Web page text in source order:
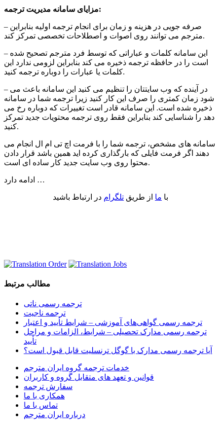
مزایای سامانه مدیریت ترجمه:
– صرفه جویی در هزینه و زمان برای انجام ترجمه اولیه بنابراین
مترجم می توانند روی اصوات و اصطلاحات تخصصی تمرکز کند.
– این سامانه کلمات و عباراتی که توسط فرد مترجم تصحیح شده
است را در حافظه ترجمه ذخیره می کند بنابراین لزومی ندارد این
کلمات یا عبارات را دوباره ترجمه کنید.
– در آینده که وب سایتتان را تنظیم می کنید این سامانه باعث می
شود زمان کمتری را صرف این کار کنید زیرا ترجمه شما در سامانه
ذخیره شده است. این سامانه قادر است تغییرات که دوباره رخ می
دهد را شناسایی کند بنابراین فقط روی ترجمه محتویات جدید تمرکز
کنید.
سامانه های مشخص، ترجمه شما را با فرمت اچ تی ام ال انجام می
دهند اگر فرمت فایلی که بارگذاری کرده اید همین باشد قرار دادن
محتوا روی وب سایت جدید کار ساده ای است.
ادامه دارد …
با ما از طریق تلگرام در ارتباط باشید
مطالب مرتبط
ترجمه رسمی ناتی
ترجمه ناجیت
ترجمه رسمی گواهی‌های آموزشی – شرایط تأیید و اعتبار
ترجمه رسمی مدارک تحصیلی – شرایط، الزامات و مراحل
تأیید
آیا ترجمه رسمی مدارک با گوگل ترنسلیت قابل قبول است؟
خدمات ترجمه گروه ایران مترجم
قوانین و تعهد های متقابل گروه و کاربران
سفارش ترجمه
همکاری با ما
تماس با ما
درباره ایران مترجم